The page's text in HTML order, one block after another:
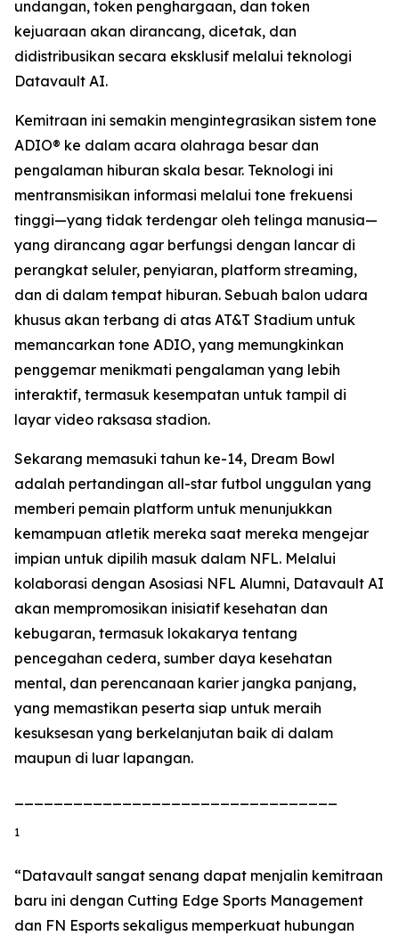
undangan, token penghargaan, dan token
kejuaraan akan dirancang, dicetak, dan
didistribusikan secara eksklusif melalui teknologi
Datavault AI.
Kemitraan ini semakin mengintegrasikan sistem tone
ADIO® ke dalam acara olahraga besar dan
pengalaman hiburan skala besar. Teknologi ini
mentransmisikan informasi melalui tone frekuensi
tinggi—yang tidak terdengar oleh telinga manusia—
yang dirancang agar berfungsi dengan lancar di
perangkat seluler, penyiaran, platform streaming,
dan di dalam tempat hiburan. Sebuah balon udara
khusus akan terbang di atas AT&T Stadium untuk
memancarkan tone ADIO, yang memungkinkan
penggemar menikmati pengalaman yang lebih
interaktif, termasuk kesempatan untuk tampil di
layar video raksasa stadion.
Sekarang memasuki tahun ke-14, Dream Bowl
adalah pertandingan all-star futbol unggulan yang
memberi pemain platform untuk menunjukkan
kemampuan atletik mereka saat mereka mengejar
impian untuk dipilih masuk dalam NFL. Melalui
kolaborasi dengan Asosiasi NFL Alumni, Datavault AI
akan mempromosikan inisiatif kesehatan dan
kebugaran, termasuk lokakarya tentang
pencegahan cedera, sumber daya kesehatan
mental, dan perencanaan karier jangka panjang,
yang memastikan peserta siap untuk meraih
kesuksesan yang berkelanjutan baik di dalam
maupun di luar lapangan.
1
“Datavault sangat senang dapat menjalin kemitraan
baru ini dengan Cutting Edge Sports Management
dan FN Esports sekaligus memperkuat hubungan